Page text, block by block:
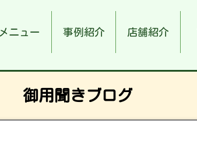
メニュー 事例紹介 店舗紹介
御用聞きブログ